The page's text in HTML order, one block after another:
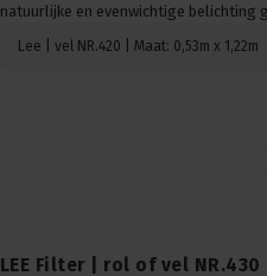
natuurlijke en evenwichtige belichting
Lee | vel NR.420 | Maat: 0,53m x 1,22m
LEE Filter | rol of vel